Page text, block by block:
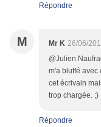
Répondre
M Mr K 26/06/
@Julien
m'a bluffé avec
cet écrivain
trop chargée. ;)
Répondre